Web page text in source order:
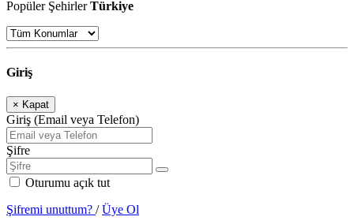
Popüler ŞehirlerTürkiye
Giriş
× Kapat
Giriş (Email veya Telefon)
Şifre
Oturumu açık tut
Şifremi unuttum? /Üye Ol